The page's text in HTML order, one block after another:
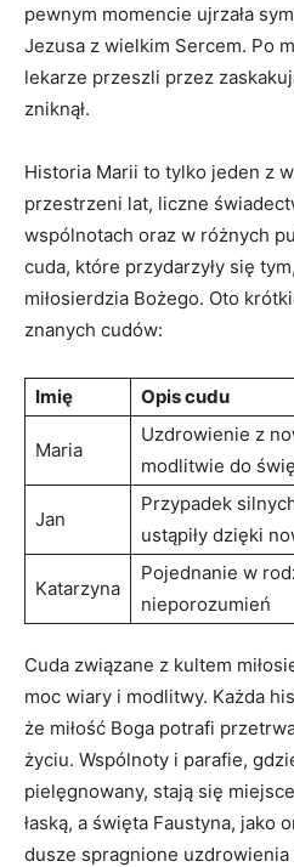
pewnym​ momencie ujrzała
Jezusa z wielkim Sercem. Po
lekarze przeszli przez
zniknął.
Historia Marii to tylko jeden z
przestrzeni lat, liczne
wspólnotach oraz w różnych
cuda,​ które przydarzyły się⁤
miłosierdzia Bożego. ‌Oto
znanych cudów:
Imię Opis cudu
Maria
Uzdrowienie z
modlitwie do
Jan
Przypadek
ustąpiły dzięki
Katarzyna
Pojednanie w
nieporozumień
Cuda związane z kultem
​moc wiary i modlitwy. Każda⁣
że miłość Boga potrafi
życiu. ⁣Wspólnoty⁤ i parafie,
pielęgnowany,​ stają się
łaską, a święta Faustyna, jako
dusze spragnione uzdrowienia